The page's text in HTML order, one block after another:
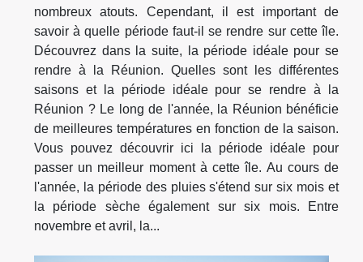
nombreux atouts. Cependant, il est important de
savoir à quelle période faut-il se rendre sur cette île.
Découvrez dans la suite, la période idéale pour se
rendre à la Réunion. Quelles sont les différentes
saisons et la période idéale pour se rendre à la
Réunion ? Le long de l'année, la Réunion bénéficie
de meilleures températures en fonction de la saison.
Vous pouvez découvrir ici la période idéale pour
passer un meilleur moment à cette île. Au cours de
l'année, la période des pluies s'étend sur six mois et
la période sèche également sur six mois. Entre
novembre et avril, la...